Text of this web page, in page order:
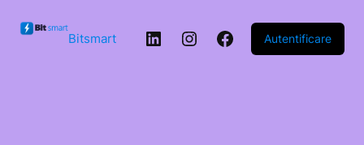
conținut
Bitsmart LinkedInInstagram
Facebook
Autentificare